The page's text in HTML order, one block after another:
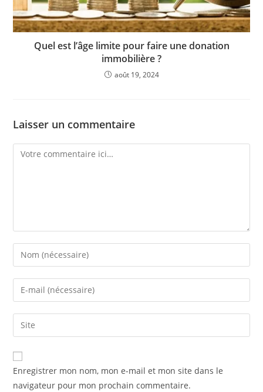
Quel est l’âge limite pour faire une donation
immobilière ?
août 19, 2024
Laisser un commentaire
Enregistrer mon nom, mon e-mail et mon site dans le
navigateur pour mon prochain commentaire.